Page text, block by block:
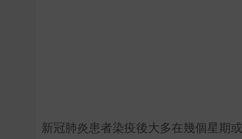
新冠肺炎患者染疫後大多在幾個星期